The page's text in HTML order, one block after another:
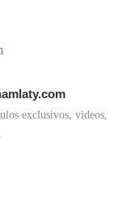
exclusivos, videos,